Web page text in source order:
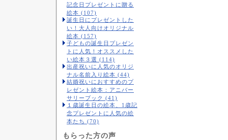
記念日プレゼントに贈る
絵本 (107)
誕生日にプレゼントした
い！大人向けオリジナル
絵本 (157)
子どもの誕生日プレゼン
トに人気！オススメした
い絵本３選 (114)
出産祝いに人気のオリジ
ナル名前入り絵本 (44)
結婚祝いにおすすめのプ
レゼント絵本：アニバー
サリーブック (41)
１歳誕生日の絵本、1歳記
念プレゼントに人気の絵
本たち (70)
もらった方の声